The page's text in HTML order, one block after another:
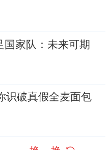
国家队：未来可期
识破真假全麦面包